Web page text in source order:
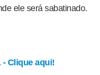
ele será sabatinado.
- Clique aqui!